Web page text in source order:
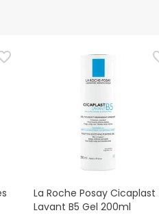
La Roche Posay Cicaplast
Lavant B5 Gel 200ml